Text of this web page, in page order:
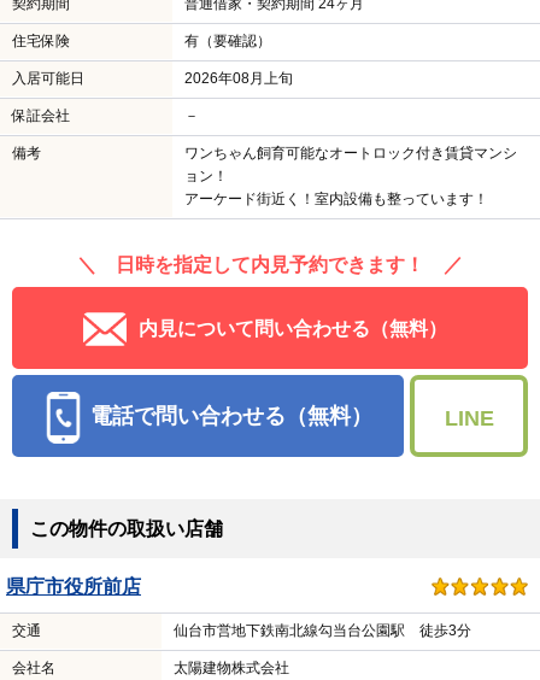
契約期間 普通借家・契約期間 24ヶ月
住宅保険 有（要確認）
入居可能日 2026年08月上旬
保証会社 －
備考
ワンちゃん飼育可能なオートロック付き賃貸マンシ
ョン！
アーケード街近く！室内設備も整っています！
＼ 日時を指定して内見予約できます！ ／
内見について問い合わせる（無料）
電話で問い合わせる（無料） LINE
この物件の取扱い店舗
県庁市役所前店
交通 仙台市営地下鉄南北線勾当台公園駅 徒歩3分
会社名 太陽建物株式会社